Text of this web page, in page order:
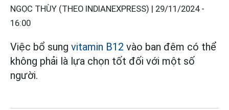
NGỌC THÙY (THEO INDIANEXPRESS) | 29/11/2024 -
16:00
Việc bổ sung vitamin B12 vào ban đêm có thể
không phải là lựa chọn tốt đối với một số
người.